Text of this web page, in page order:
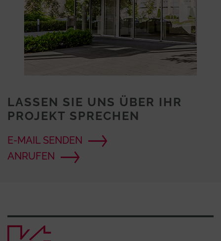
LASSEN SIE UNS ÜBER IHR
PROJEKT SPRECHEN
E-MAIL SENDEN
ANRUFEN
Zur